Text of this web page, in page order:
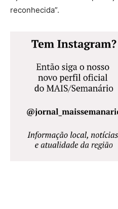
reconhecida”.